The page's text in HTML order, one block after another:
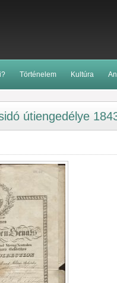
Történelem Kultúra
útiengedélye